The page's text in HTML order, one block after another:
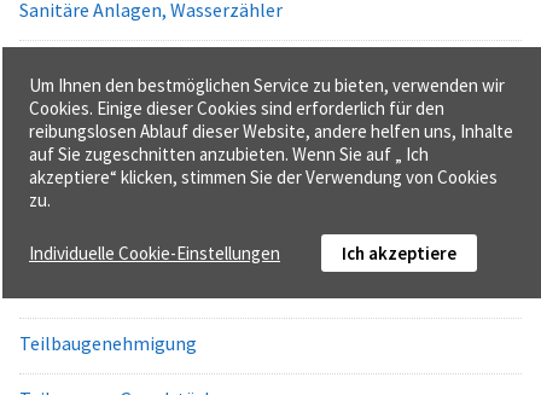
Sanitäre Anlagen, Wasserzähler
Solaranlagen
Standsicherheit - Bauausführung
Stellplätze, Garagen und Fahrradabstellplätze
Teilbaugenehmigung
Um Ihnen den bestmöglichen Service zu bieten, verwenden wir
Cookies. Einige dieser Cookies sind erforderlich für den
reibungslosen Ablauf dieser Website, andere helfen uns, Inhalte
auf Sie zugeschnitten anzubieten. Wenn Sie auf „ Ich
akzeptiere“ klicken, stimmen Sie der Verwendung von Cookies
zu.
Individuelle Cookie-Einstellungen Ich akzeptiere